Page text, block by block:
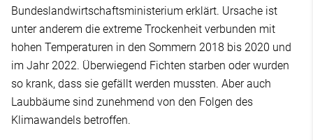
Bundeslandwirtschaftsministerium erklärt. Ursache ist
unter anderem die extreme Trockenheit verbunden mit
hohen Temperaturen in den Sommern 2018 bis 2020 und
im Jahr 2022. Überwiegend Fichten starben oder wurden
so krank, dass sie gefällt werden mussten. Aber auch
Laubbäume sind zunehmend von den Folgen des
Klimawandels betroffen.